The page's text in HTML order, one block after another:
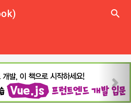
close
search
e
x